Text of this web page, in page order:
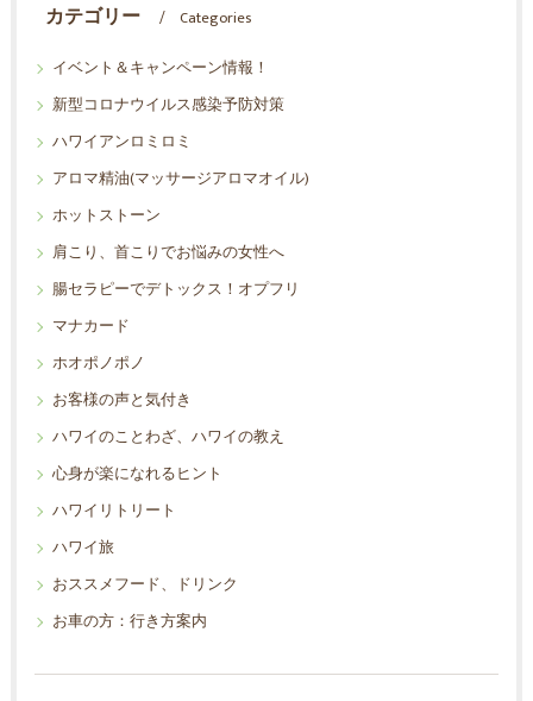
カテゴリー
Categories
イベント＆キャンペーン情報！
新型コロナウイルス感染予防対策
ハワイアンロミロミ
アロマ精油(マッサージアロマオイル)
ホットストーン
肩こり、首こりでお悩みの女性へ
腸セラピーでデトックス！オプフリ
マナカード
ホオポノポノ
お客様の声と気付き
ハワイのことわざ、ハワイの教え
心身が楽になれるヒント
ハワイリトリート
ハワイ旅
おススメフード、ドリンク
お車の方：行き方案内